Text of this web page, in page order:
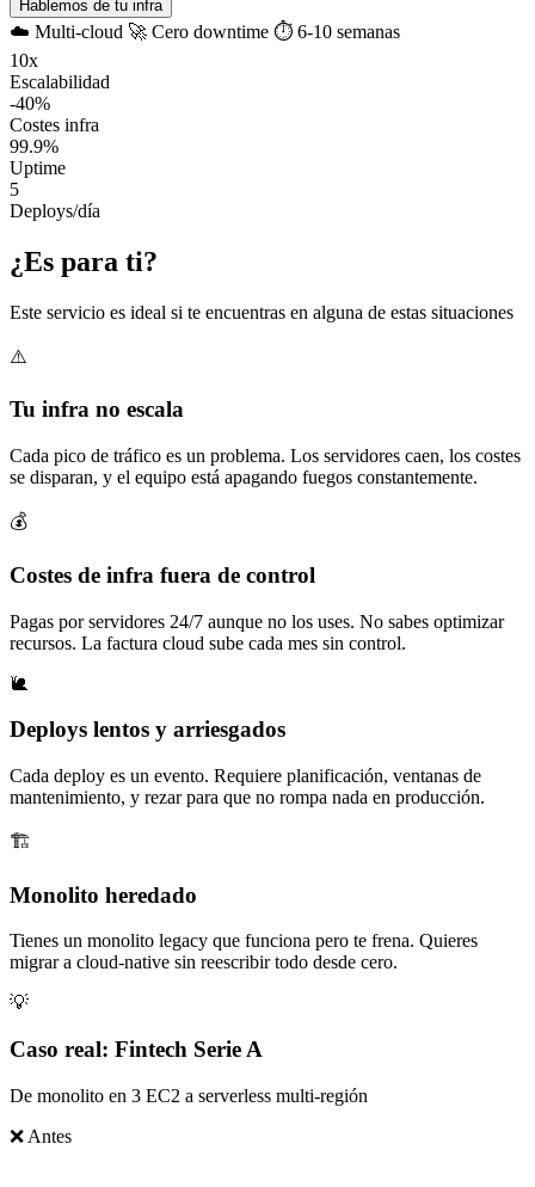
Hablemos de tu infra
☁️ Multi-cloud 🚀 Cero downtime ⏱️ 6-10 semanas
10x
Escalabilidad
-40%
Costes infra
99.9%
Uptime
5
Deploys/día
¿Es para ti?
Este servicio es ideal si te encuentras en alguna de estas situaciones
⚠️
Tu infra no escala
Cada pico de tráfico es un problema. Los servidores caen, los costes
se disparan, y el equipo está apagando fuegos constantemente.
💰
Costes de infra fuera de control
Pagas por servidores 24/7 aunque no los uses. No sabes optimizar
recursos. La factura cloud sube cada mes sin control.
🐌
Deploys lentos y arriesgados
Cada deploy es un evento. Requiere planificación, ventanas de
mantenimiento, y rezar para que no rompa nada en producción.
🏗️
Monolito heredado
Tienes un monolito legacy que funciona pero te frena. Quieres
migrar a cloud-native sin reescribir todo desde cero.
💡
Caso real: Fintech Serie A
De monolito en 3 EC2 a serverless multi-región
❌ Antes